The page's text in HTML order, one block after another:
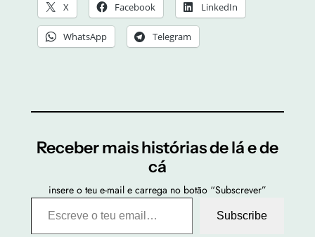
X Facebook LinkedIn
WhatsApp Telegram
Receber mais histórias de lá e de
cá
insere o teu e-mail e carrega no botão “Subscrever”
Escreve o teu email…
Subscribe